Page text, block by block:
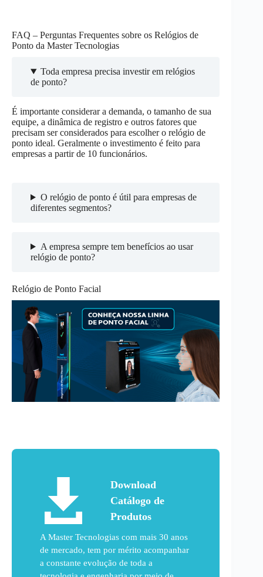
FAQ – Perguntas Frequentes sobre os Relógios de
Ponto da Master Tecnologias
Toda empresa precisa investir em relógios
de ponto?
É importante considerar a demanda, o tamanho de sua
equipe, a dinâmica de registro e outros fatores que
precisam ser considerados para escolher o relógio de
ponto ideal. Geralmente o investimento é feito para
empresas a partir de 10 funcionários.
O relógio de ponto é útil para empresas de
diferentes segmentos?
A empresa sempre tem benefícios ao usar
relógio de ponto?
Relógio de Ponto Facial
Download
Catálogo de
Produtos
A Master Tecnologias com mais 30 anos
de mercado, tem por mérito acompanhar
a constante evolução de toda a